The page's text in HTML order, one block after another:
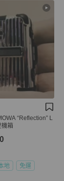
“Reflection” L
機箱
地 免運